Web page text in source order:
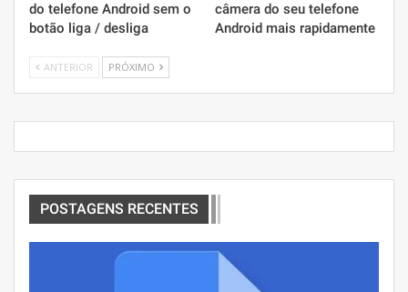
do telefone Android sem o
botão liga / desliga
câmera do seu telefone
Android mais rapidamente
ANTERIOR PRÓXIMO
POSTAGENS RECENTES